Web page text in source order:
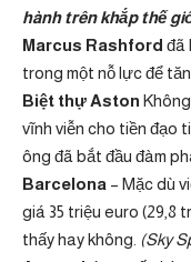
hành trên khắp thế
Marcus Rashford đã
trong một nỗ lực để
Biệt thự Aston
vĩnh viễn cho tiền đạo
ông đã bắt đầu đàm
Barcelona – Mặc dù
giá 35 triệu euro (29,8
thấy hay không. (Sky